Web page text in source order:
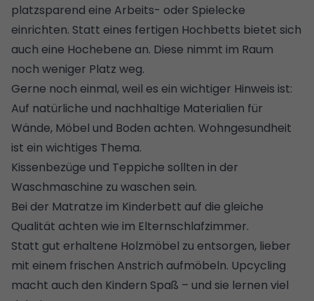
platzsparend eine Arbeits- oder Spielecke
einrichten. Statt eines fertigen Hochbetts bietet sich
auch eine Hochebene an. Diese nimmt im Raum
noch weniger Platz weg.
Gerne noch einmal, weil es ein wichtiger Hinweis ist:
Auf natürliche und nachhaltige Materialien für
Wände, Möbel und Boden achten. Wohngesundheit
ist ein wichtiges Thema.
Kissenbezüge und Teppiche sollten in der
Waschmaschine zu waschen sein.
Bei der Matratze im Kinderbett auf die gleiche
Qualität achten wie im Elternschlafzimmer.
Statt gut erhaltene Holzmöbel zu entsorgen, lieber
mit einem frischen Anstrich aufmöbeln. Upcycling
macht auch den Kindern Spaß – und sie lernen viel